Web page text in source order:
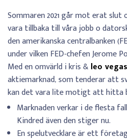
Sommaren 2021 går mot erat
vara tillbaka till våra jobb o
den amerikanska centralbanken
under vilken FED-chefen Jerome
Med en omvärld i kris &leo
aktiemarknad, som tenderar att
kan det vara lite motigt att hitta
Marknaden verkar i de flesta
Kindred även den stiger nu.
En spelutvecklare är ett